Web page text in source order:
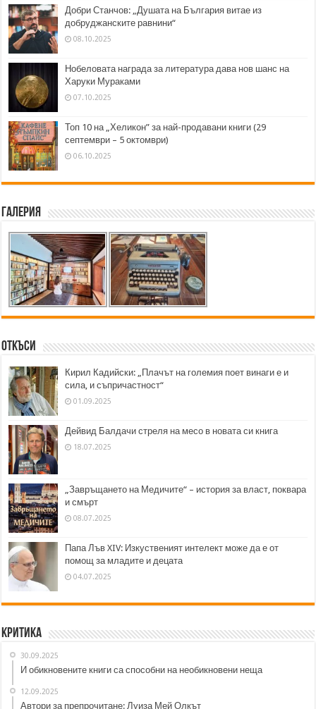
Добри Станчов: „Душата на България витае из
добруджанските равнини“
08.10.2025
Нобеловата награда за литература дава нов шанс на
Харуки Мураками
07.10.2025
Топ 10 на „Хеликон” за най-продавани книги (29
септември – 5 октомври)
06.10.2025
Галерия
Откъси
Кирил Кадийски: „Плачът на големия поет винаги е и
сила, и съпричастност“
01.09.2025
Дейвид Балдачи стреля на месо в новата си книга
18.07.2025
„Завръщането на Медичите“ – история за власт, поквара
и смърт
08.07.2025
Папа Лъв XIV: Изкуственият интелект може да е от
помощ за младите и децата
04.07.2025
Критика
30.09.2025
И обикновените книги са способни на необикновени неща
12.09.2025
Автори за препрочитане: Луиза Мей Олкът